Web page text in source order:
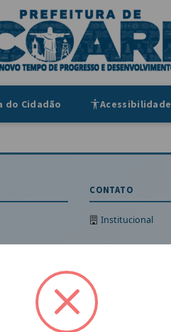
do Cidadão Acessibilidade
CONTATO
Institucional